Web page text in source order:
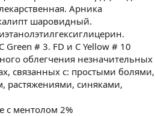
Арника
шаровидный.
Green # 3. FD и C Yellow # 10
облегчения незначительных
связанных с: простыми болями,
растяжениями, синяками,
с ментолом 2%